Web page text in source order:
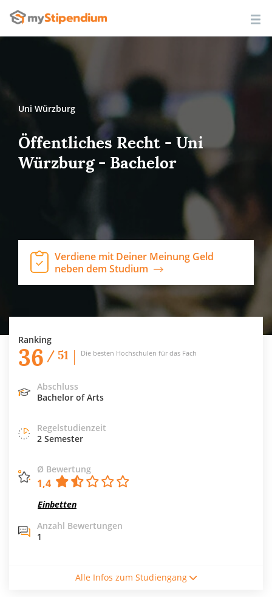
Uni Würzburg
Öffentliches Recht - Uni
Würzburg - Bachelor
Verdiene mit Deiner Meinung Geld
neben dem Studium
Ranking
36 / 51 Die besten Hochschulen für das Fach
Abschluss
Bachelor of Arts
Regelstudienzeit
2 Semester
Ø Bewertung
1,4
Einbetten
Anzahl Bewertungen
1
VollzeitstudiumAlle Infos zum Studiengang